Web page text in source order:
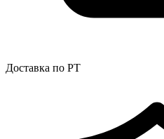
Доставка по РТ